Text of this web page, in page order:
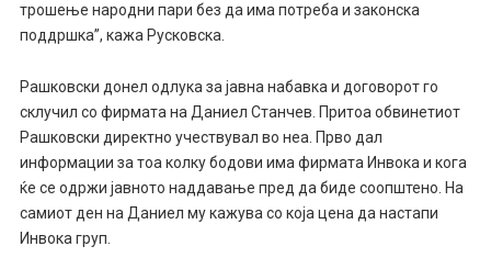
трошење народни пари без да има потреба и законска
поддршка”, кажа Русковска.
Рашковски донел одлука за јавна набавка и договорот го
склучил со фирмата на Даниел Станчев. Притоа обвинетиот
Рашковски директно учествувал во неа. Прво дал
информации за тоа колку бодови има фирмата Инвока и кога
ќе се одржи јавното наддавање пред да биде соопштено. На
самиот ден на Даниел му кажува со која цена да настапи
Инвока груп.